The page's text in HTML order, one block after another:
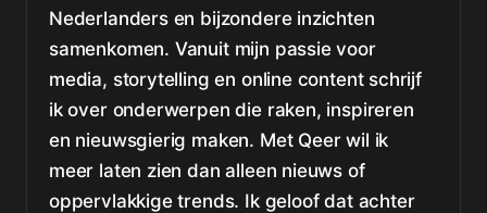
Nederlanders en bijzondere inzichten
samenkomen. Vanuit mijn passie voor
media, storytelling en online content schrijf
ik over onderwerpen die raken, inspireren
en nieuwsgierig maken. Met Qeer wil ik
meer laten zien dan alleen nieuws of
oppervlakkige trends. Ik geloof dat achter